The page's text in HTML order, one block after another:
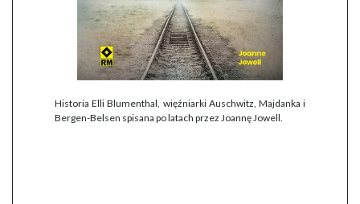
Historia Elli Blumenthal, więźniarki Auschwitz, Majdanka i
Bergen-Belsen spisana po latach przez Joannę Jowell.